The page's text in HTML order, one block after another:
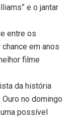
e o jantar
entre os
em anos
filme
da história
no domingo
possível